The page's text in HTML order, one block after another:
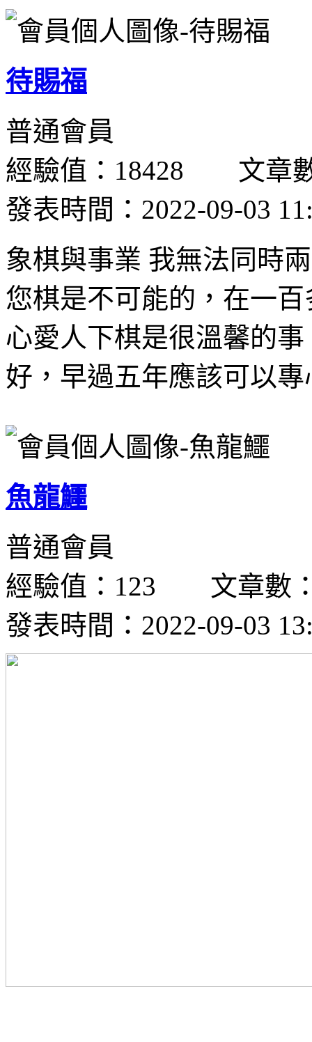
待賜福
普通會員
經驗值：18428 文章
發表時間：2022-09-03
象棋與事業 我無法同時
您棋是不可能的，在一
心愛人下棋是很溫馨的
好，早過五年應該可以
魚龍鱷
普通會員
經驗值：123 文章數
發表時間：2022-09-03